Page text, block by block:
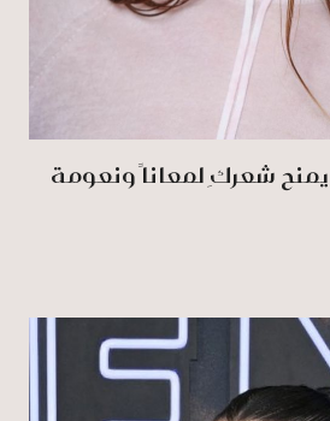
شعركِ لمعاناً ونعومة